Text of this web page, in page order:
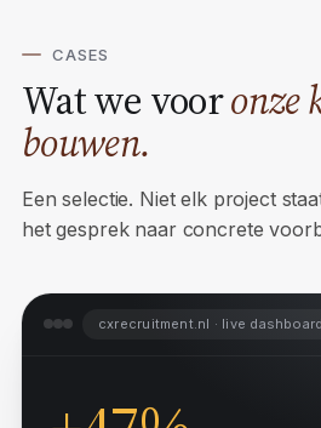
CASES
Wat we voor
bouwen.
Een selectie. Niet elk project